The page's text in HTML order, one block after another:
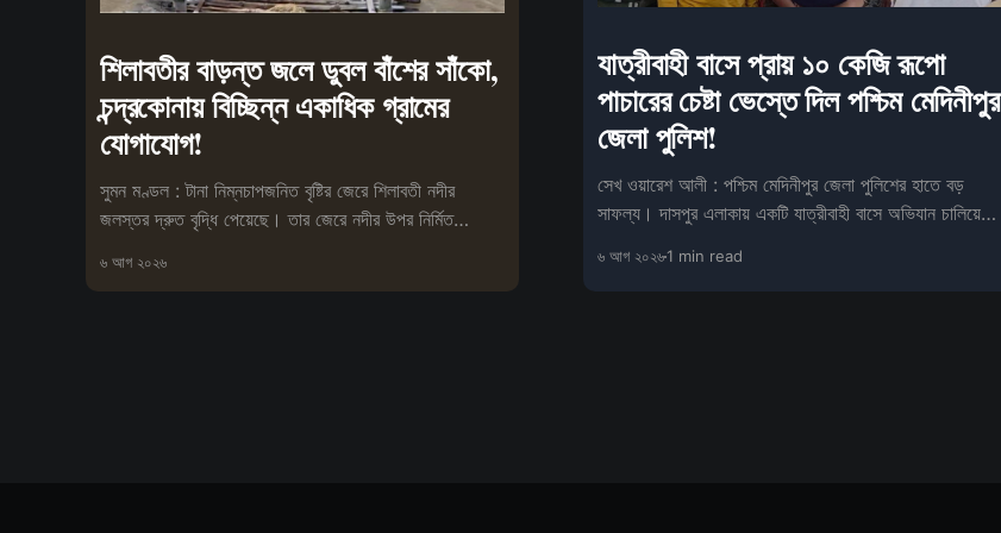
শিলাবতীর বাড়ন্ত জলে ডুবল বাঁশের সাঁকো,
চন্দ্রকোনায় বিচ্ছিন্ন একাধিক গ্রামের
যোগাযোগ!
সুমন মণ্ডল : টানা নিম্নচাপজনিত বৃষ্টির জেরে শিলাবতী নদীর
জলস্তর দ্রুত বৃদ্ধি পেয়েছে। তার জেরে নদীর উপর নির্মিত
৬ আগ ২০২৬
যাত্রীবাহী বাসে প্রায় ১০ কেজি রূপো
পাচারের চেষ্টা ভেস্তে দিল পশ্চিম মেদিনীপুর
জেলা পুলিশ!
সেখ ওয়ারেশ আলী : পশ্চিম মেদিনীপুর জেলা পুলিশের হাতে বড়
সাফল্য। দাসপুর এলাকায় একটি যাত্রীবাহী বাসে অভিযান চালিয়ে
৬ আগ ২০২৬1 min read